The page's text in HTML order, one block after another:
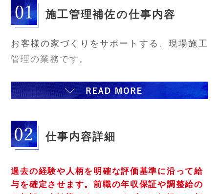
施工管理補佐の仕事内容
お客様の家づくりをサポートする、現場施工
管理の業務です。
◎主な業務は品質管理・工程管理・原価管
る為、初めての方もご安心下さい。
◎「現場きれい」を合言葉に5S（整理・整
頓・清掃・清潔・躾）の指導を行います。お
客様にも「現場がきれいですね！」と喜んで
頂いています。
仕事内容詳細
過去の経験や人柄を明確な評価基準に沿って給
与を確定させます。前職の年収保証や調整給の